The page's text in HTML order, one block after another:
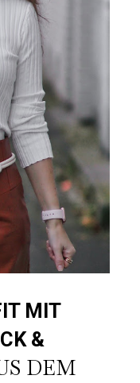
MIT
&
DEM